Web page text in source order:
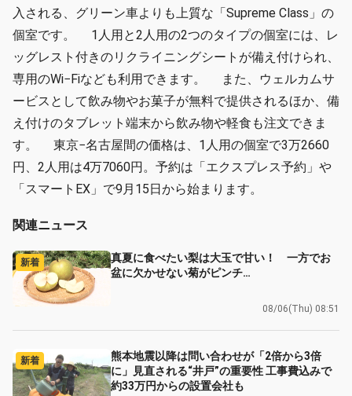
入される、グリーン車よりも上質な「Supreme Class」の
個室です。 1人用と2人用の2つのタイプの個室には、レ
ッグレスト付きのリクライニングシートが備え付けられ、
専用のWi−Fiなども利用できます。 また、ウェルカムサ
ービスとして飲み物やお菓子が無料で提供されるほか、備
え付けのタブレット端末から飲み物や軽食も注文できま
す。 東京−名古屋間の価格は、1人用の個室で3万2660
円、2人用は4万7060円。予約は「エクスプレス予約」や
「スマートEX」で9月15日から始まります。
関連ニュース
新着
真夏に食べたい梨は大玉で甘い！ 一方でお
盆に欠かせない菊がピンチ…
08/06(Thu) 08:51
新着
熊本地震以降は問い合わせが「2倍から3倍
に」見直される“井戸”の重要性 工事費込みで
約33万円からの設置会社も